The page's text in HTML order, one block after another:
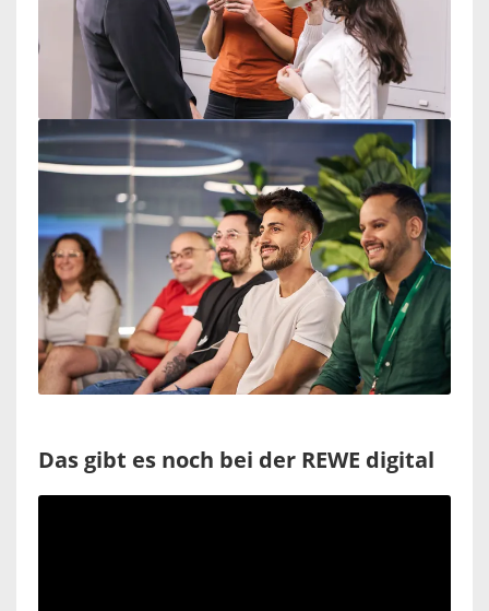
Das gibt es noch bei der REWE digital